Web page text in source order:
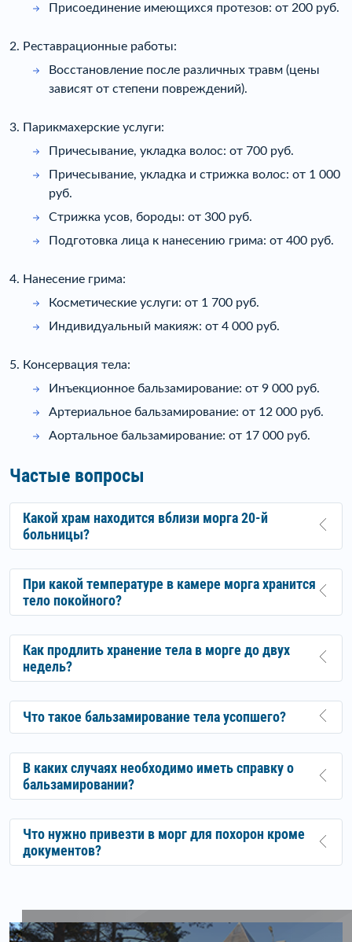
Присоединение имеющихся протезов: от 200 руб.
2. Реставрационные работы:
Восстановление после различных травм (цены
зависят от степени повреждений).
3. Парикмахерские услуги:
Причесывание, укладка волос: от 700 руб.
Причесывание, укладка и стрижка волос: от 1 000
руб.
Стрижка усов, бороды: от 300 руб.
Подготовка лица к нанесению грима: от 400 руб.
4. Нанесение грима:
Косметические услуги: от 1 700 руб.
Индивидуальный макияж: от 4 000 руб.
5. Консервация тела:
Инъекционное бальзамирование: от 9 000 руб.
Артериальное бальзамирование: от 12 000 руб.
Аортальное бальзамирование: от 17 000 руб.
Частые вопросы
Какой храм находится вблизи морга 20-й
больницы?
При какой температуре в камере морга хранится
тело покойного?
Как продлить хранение тела в морге до двух
недель?
Что такое бальзамирование тела усопшего?
В каких случаях необходимо иметь справку о
бальзамировании?
Что нужно привезти в морг для похорон кроме
документов?